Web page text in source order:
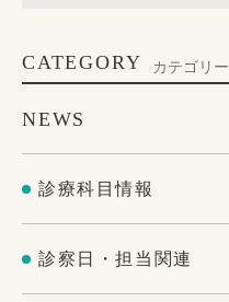
CATEGORY カテゴリー
NEWS
診療科目情報
診察日・担当関連